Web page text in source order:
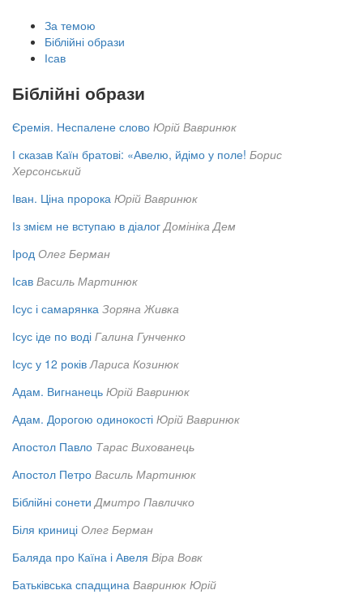
За темою
Біблійні образи
Ісав
Біблійні образи
Єремія. Неспалене слово Юрій Вавринюк
І сказав Каїн братові: «Авелю, йдімо у поле! Борис
Херсонський
Іван. Ціна пророка Юрій Вавринюк
Із змієм не вступаю в діалог Домініка Дем
Ірод Олег Берман
Ісав Василь Мартинюк
Ісус і самарянка Зоряна Живка
Ісус іде по воді Галина Гунченко
Ісус у 12 років Лариса Козинюк
Адам. Вигнанець Юрій Вавринюк
Адам. Дорогою одинокості Юрій Вавринюк
Апостол Павло Тарас Вихованець
Апостол Петро Василь Мартинюк
Біблійні сонети Дмитро Павличко
Біля криниці Олег Берман
Баляда про Каїна і Авеля Віра Вовк
Батьківська спадщина Вавринюк Юрій